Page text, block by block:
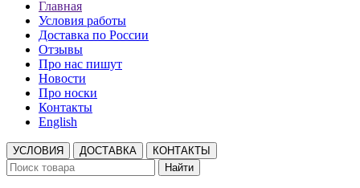
Главная
Условия работы
Доставка по России
Отзывы
Про нас пишут
Новости
Про носки
Контакты
English
УСЛОВИЯ ДОСТАВКА
КОНТАКТЫ
Найти